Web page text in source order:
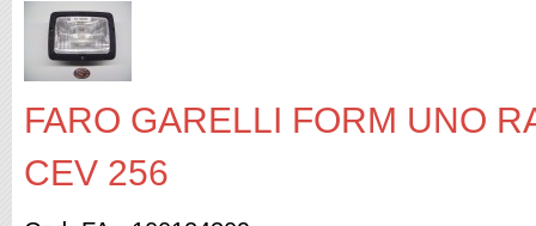
FARO GARELLI FORM UNO
CEV 256